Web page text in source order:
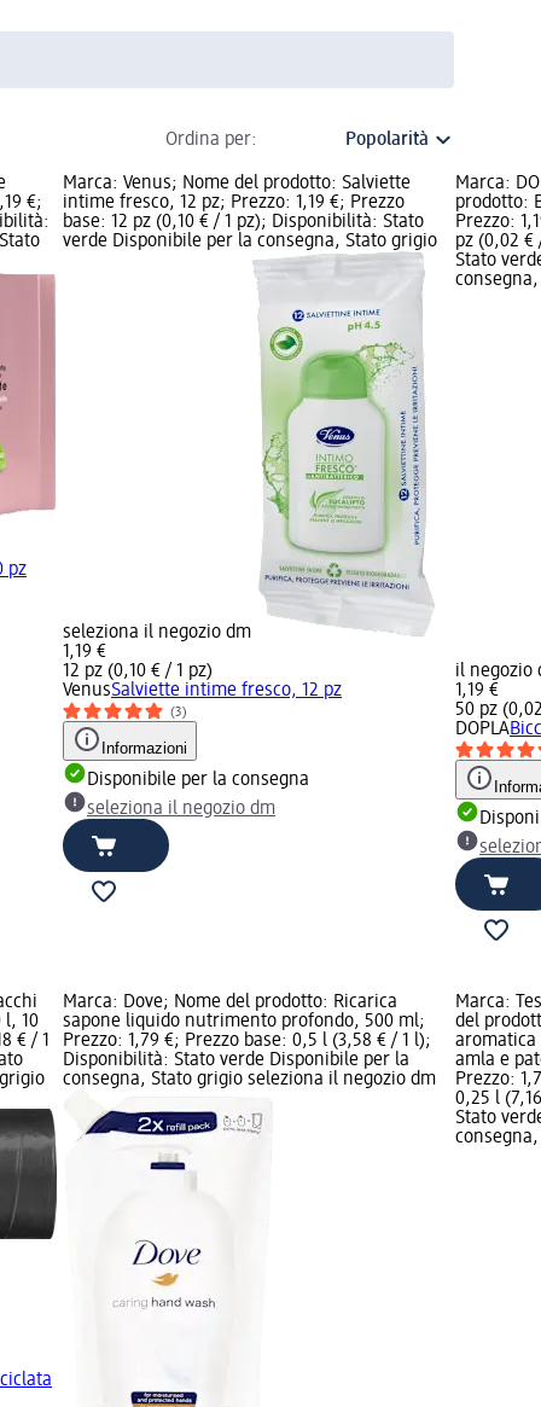
Ordina per:
€;
pz
Marca: Venus; Nome del prodotto: Salviette
intime fresco, 12 pz; Prezzo: 1,19 €; Prezzo
base: 12 pz (0,10 € / 1 pz); Disponibilità: Stato
verde Disponibile per la consegna, Stato grigio
seleziona il negozio dm
1,19 €
12 pz (0,10 € / 1 pz)
VenusSalviette intime fresco, 12 pz
(3)
Informazioni
Disponibile per la consegna
seleziona il negozio dm
Marca:
prodotto:
Prezzo:
pz (0,02 €
Stato
il negozio
1,19 €
50 pz
DOPLA
l, 10
€ / 1
Marca: Dove; Nome del prodotto: Ricarica
sapone liquido nutrimento profondo, 500 ml;
Prezzo: 1,79 €; Prezzo base: 0,5 l (3,58 € / 1 l);
Disponibilità: Stato verde Disponibile per la
consegna, Stato grigio seleziona il negozio dm
Marca:
del
aromatica
amla e
Prezzo:
0,25 l
Stato